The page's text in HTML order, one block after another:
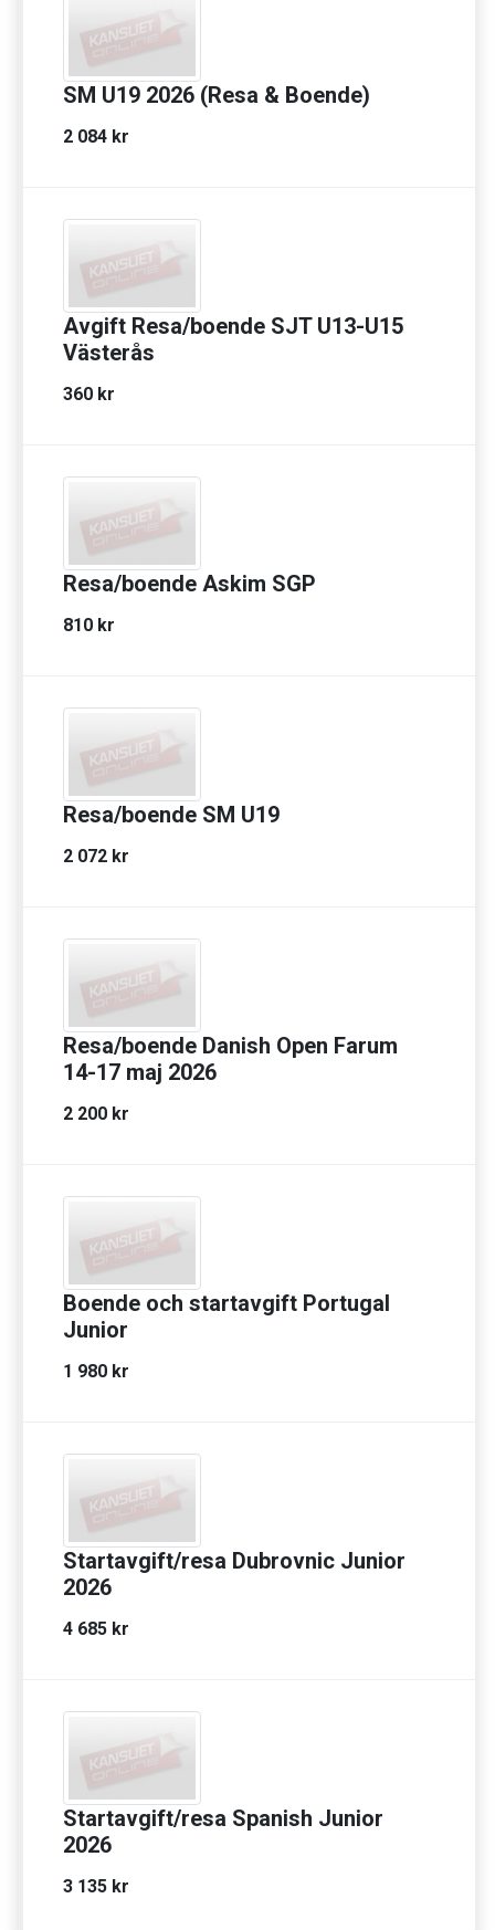
SM U19 2026 (Resa & Boende)
2 084 kr
Avgift Resa/boende SJT U13-U15
Västerås
360 kr
Resa/boende Askim SGP
810 kr
Resa/boende SM U19
2 072 kr
Resa/boende Danish Open Farum
14-17 maj 2026
2 200 kr
Boende och startavgift Portugal
Junior
1 980 kr
Startavgift/resa Dubrovnic Junior
2026
4 685 kr
Startavgift/resa Spanish Junior
2026
3 135 kr